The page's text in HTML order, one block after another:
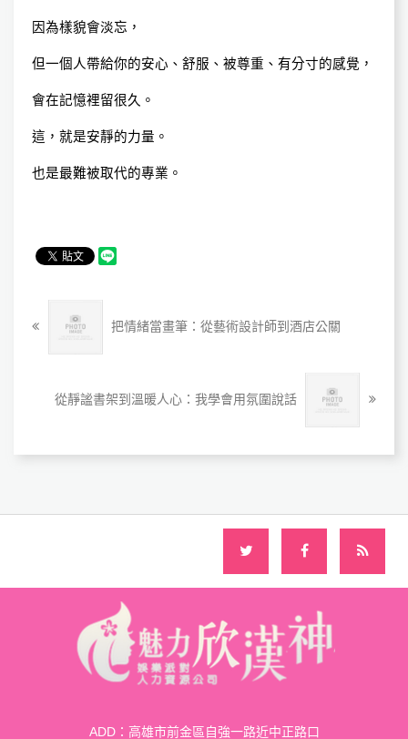
因為樣貌會淡忘，
但一個人帶給你的安心、舒服、被尊重、有分寸的感覺，
會在記憶裡留很久。
這，就是安靜的力量。
也是最難被取代的專業。
把情緒當畫筆：從藝術設計師到酒店公關
從靜謐書架到溫暖人心：我學會用氛圍說話
ADD：高雄市前金區自強一路近中正路口